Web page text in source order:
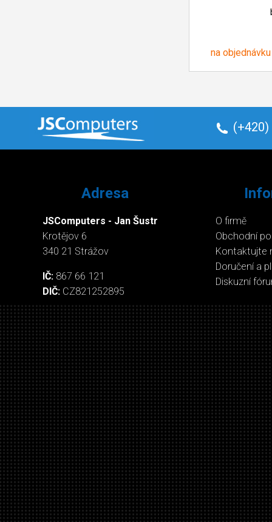
na objednávku
(+420)
Adresa
JSComputers - Jan Šustr
Krotějov 6
340 21 Strážov
IČ: 867 66 121
DIČ: CZ821252895
O firmě
Obchodní
Kontaktujte
Doručení a
Diskuzní